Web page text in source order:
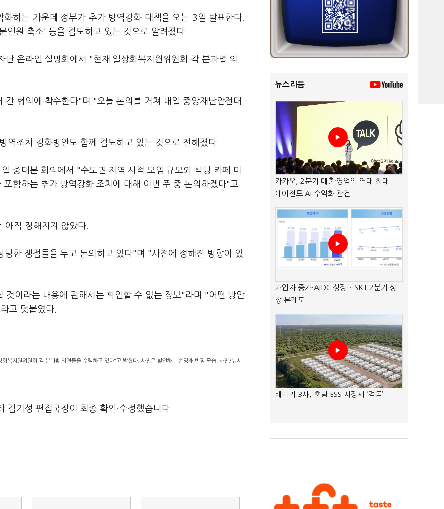
하는 가운데 정부가 추가 방역강화 대책을 오는 3일 발표한다.
인원 축소' 등을 검토하고 있는 것으로 알려졌다.
온라인 설명회에서 "현재 일상회복지원위원회 각 분과별 의
협의에 착수한다"며 "오늘 논의를 거쳐 내일 중앙재난안전대
역조치 강화방안도 함께 검토하고 있는 것으로 전해졌다.
중대본 회의에서 "수도권 지역 사적 모임 규모와 식당·카페 미
함하는 추가 방역강화 조치에 대해 이번 주 중 논의하겠다"고
아직 정해지지 않았다.
한 쟁점들을 두고 논의하고 있다"며 "사전에 정해진 방향이 있
것이라는 내용에 관해서는 확인할 수 없는 정보"라며 "어떤 방안
고 덧붙였다.
복지원위원회 각 분과별 의견들을 수렴하고 있다"고 밝혔다. 사진은 발언하는 손영래 반장 모습. 사진/뉴시
김기성 편집국장이 최종 확인·수정했습니다.
뉴스리듬
카카오, 2분기 매출·영업익 역대 최대…
에이전트 AI 수익화 관건
가입자 증가·AIDC 성장…SKT 2분기 성
장 본궤도
배터리 3사, 호남 ESS 시장서 ‘격돌’